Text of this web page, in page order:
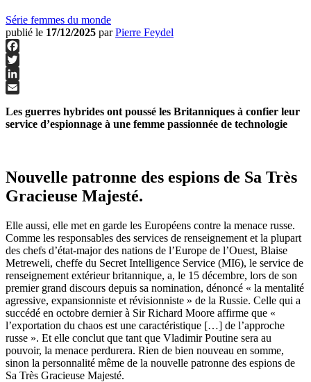
Série femmes du monde
publié le 17/12/2025 parPierre Feydel
Facebook
Twitter
LinkedIn
Les guerres hybrides ont poussé les Britanniques à confier leur
service d’espionnage à une femme passionnée de technologie
Nouvelle patronne des espions de Sa Très
Gracieuse Majesté.
Elle aussi, elle met en garde les Européens contre la menace russe.
Comme les responsables des services de renseignement et la plupart
des chefs d’état-major des nations de l’Europe de l’Ouest, Blaise
Metreweli, cheffe du Secret Intelligence Service (MI6), le service de
renseignement extérieur britannique, a, le 15 décembre, lors de son
premier grand discours depuis sa nomination, dénoncé « la mentalité
agressive, expansionniste et révisionniste » de la Russie. Celle qui a
succédé en octobre dernier à Sir Richard Moore affirme que «
l’exportation du chaos est une caractéristique […] de l’approche
russe ». Et elle conclut que tant que Vladimir Poutine sera au
pouvoir, la menace perdurera. Rien de bien nouveau en somme,
sinon la personnalité même de la nouvelle patronne des espions de
Sa Très Gracieuse Majesté.